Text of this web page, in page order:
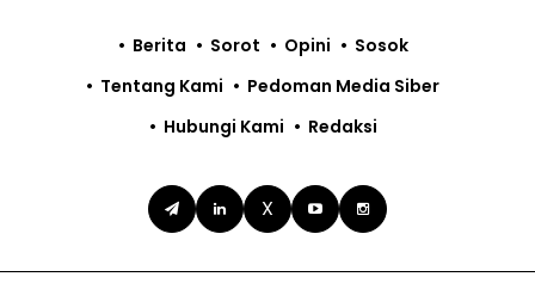
X
Berita Sorot Opini
Sosok
Tentang Kami
Pedoman Media Siber
Hubungi Kami
Redaksi